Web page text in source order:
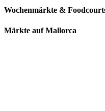
Wochenmärkte &
Märkte auf Mallorca